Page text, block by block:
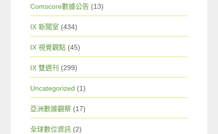
Comscore數據公告 (13)
IX 新聞室 (434)
IX 視覺觀點 (45)
IX 雙週刊 (299)
Uncategorized (1)
亞洲數據觀察 (17)
全球數位資訊 (2)